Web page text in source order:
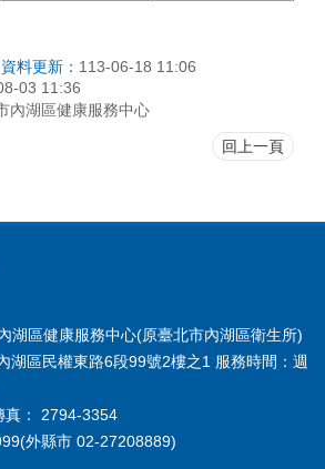
資料更新： 113-06-18 11:06
03 11:36
內湖區健康服務中心
回上一頁
湖區健康服務中心(原臺北市內湖區衛生所)
湖區民權東路6段99號2樓之1 服務時間：週
： 2794-3354
外縣市 02-27208889)